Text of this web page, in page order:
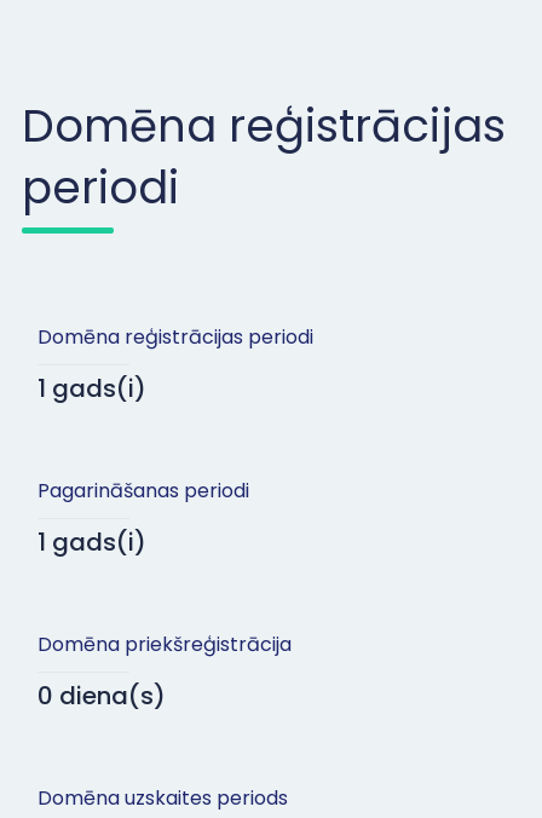
Domēna reģistrācijas
periodi
Domēna reģistrācijas periodi
1 gads(i)
Pagarināšanas periodi
1 gads(i)
Domēna priekšreģistrācija
0 diena(s)
Domēna uzskaites periods